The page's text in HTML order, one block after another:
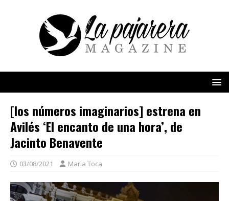
[los números imaginarios] estrena en
Avilés ‘El encanto de una hora’, de
Jacinto Benavente
03/08/2021 Maria Toca